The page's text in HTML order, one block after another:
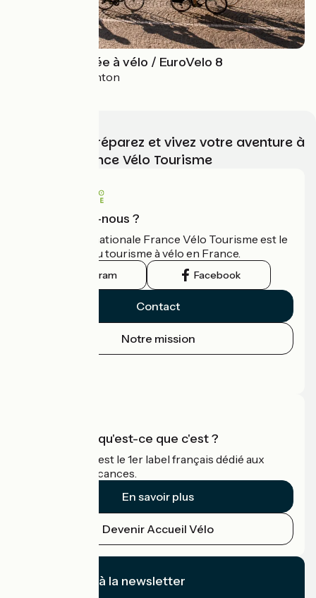
La Méditerranée à vélo / EuroVelo 8
Le Perthus > Menton
Choisissez, préparez et vivez votre aventure à
vélo avec France Vélo Tourisme
Qui sommes-nous ?
L'association nationale France Vélo Tourisme est le
guide officiel du tourisme à vélo en France.
Instagram Facebook
Contact
Notre mission
Accueil Vélo qu'est-ce que c'est ?
Accueil Vélo c'est le 1er label français dédié aux
cyclistes en vacances.
En savoir plus
Devenir Accueil Vélo
Je m'abonne à la newsletter